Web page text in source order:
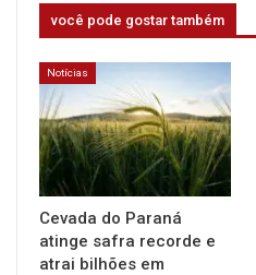
você pode gostar também
Notícias
Cevada do Paraná
atinge safra recorde e
atrai bilhões em